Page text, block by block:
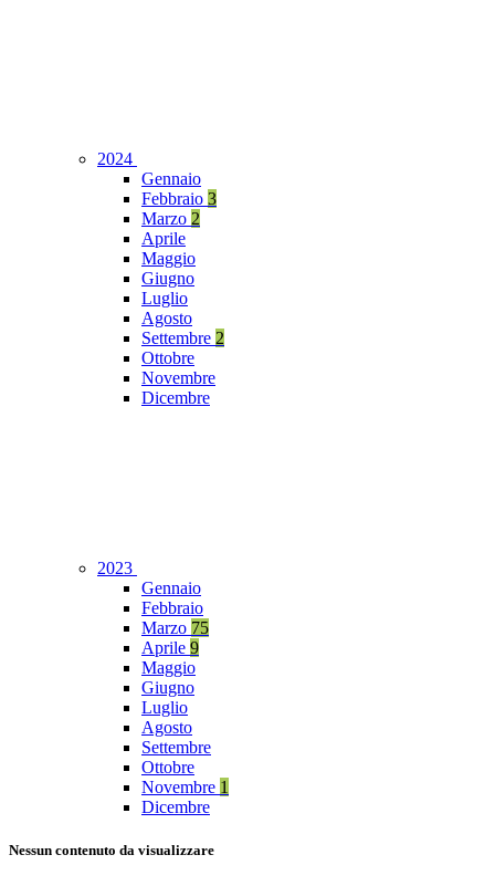
2024
Gennaio
Febbraio 3
Marzo 2
Aprile
Maggio
Giugno
Luglio
Agosto
Settembre 2
Ottobre
Novembre
Dicembre
2023
Gennaio
Febbraio
Marzo 75
Aprile 9
Maggio
Giugno
Luglio
Agosto
Settembre
Ottobre
Novembre 1
Dicembre
Nessun contenuto da visualizzare